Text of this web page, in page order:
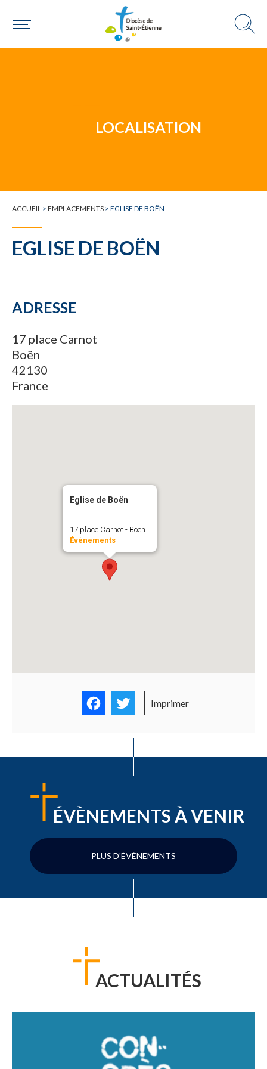
LOCALISATION
ACCUEIL > EMPLACEMENTS > EGLISE DE BOËN
EGLISE DE BOËN
ADRESSE
17 place Carnot
Boën
42130
France
Eglise de Boën
17 place Carnot - Boën
Évènements
FacebookTwitter
Imprimer
ÉVÈNEMENTS À VENIR
PLUS D'ÉVÉNEMENTS
ACTUALITÉS